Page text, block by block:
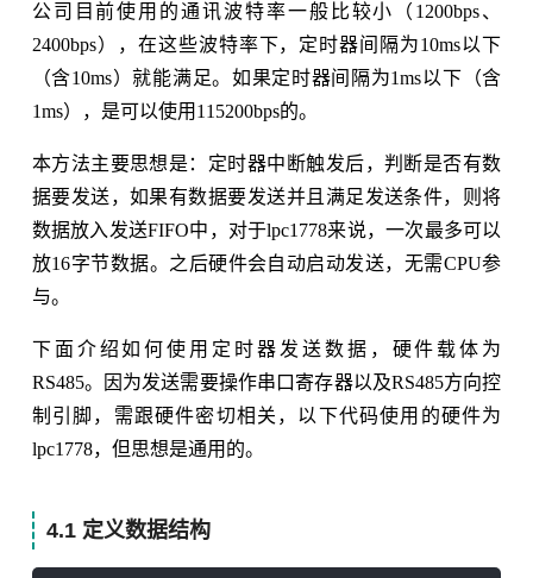
公司目前使用的通讯波特率一般比较小（1200bps、
2400bps），在这些波特率下，定时器间隔为10ms以下
（含10ms）就能满足。如果定时器间隔为1ms以下（含
1ms），是可以使用115200bps的。
本方法主要思想是：定时器中断触发后，判断是否有数
据要发送，如果有数据要发送并且满足发送条件，则将
数据放入发送FIFO中，对于lpc1778来说，一次最多可以
放16字节数据。之后硬件会自动启动发送，无需CPU参
与。
下面介绍如何使用定时器发送数据，硬件载体为
RS485。因为发送需要操作串口寄存器以及RS485方向控
制引脚，需跟硬件密切相关，以下代码使用的硬件为
lpc1778，但思想是通用的。
4.1 定义数据结构